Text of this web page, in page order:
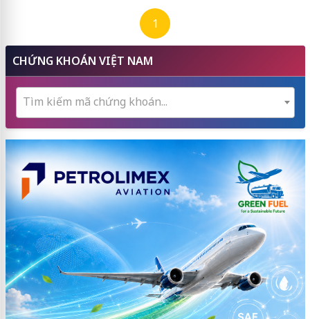
1
CHỨNG KHOÁN VIỆT NAM
Tìm kiếm mã chứng khoán...